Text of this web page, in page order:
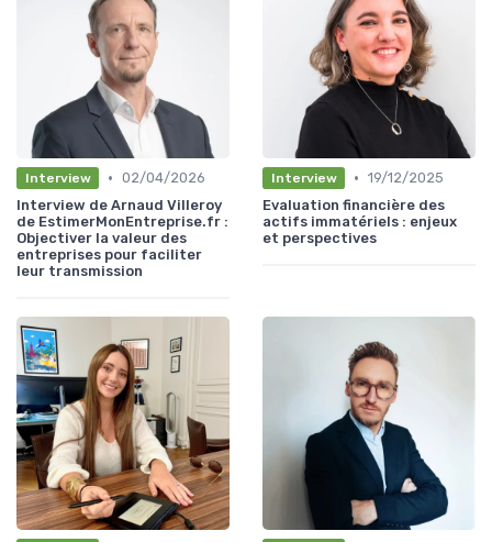
Interview • 02/04/2026
Interview de Arnaud Villeroy
de EstimerMonEntreprise.fr :
Objectiver la valeur des
entreprises pour faciliter
leur transmission
Interview • 19/12/2025
Evaluation financière des
actifs immatériels : enjeux
et perspectives